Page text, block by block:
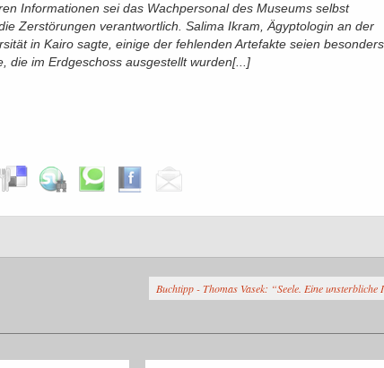
Informationen sei das Wachpersonal des Museums selbst
Zerstörungen verantwortlich. Salima Ikram, Ägyptologin an der
in Kairo sagte, einige der fehlenden Artefakte seien besonders
die im Erdgeschoss ausgestellt wurden[...]
Buchtipp - Thomas Vasek: “Seele. Eine unsterbliche